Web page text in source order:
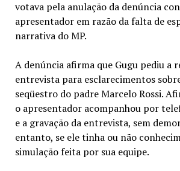
votava pela anulação da denúncia
apresentador em razão da falta de
narrativa do MP.
A denúncia afirma que Gugu pediu a
entrevista para esclarecimentos
seqüestro do padre Marcelo Rossi.
o apresentador acompanhou por
e a gravação da entrevista, sem
entanto, se ele tinha ou não
simulação feita por sua equipe.